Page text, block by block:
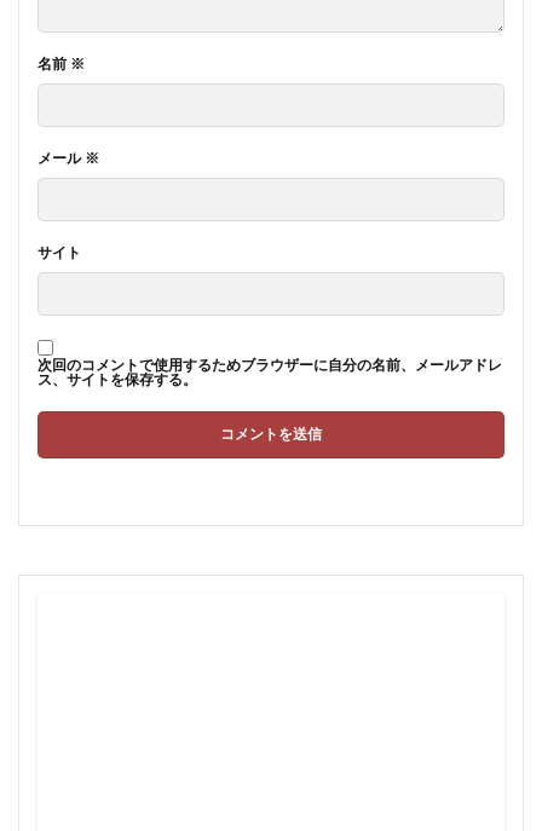
名前 ※
メール ※
サイト
次回のコメントで使用するためブラウザーに自分の名前、メールアドレ
ス、サイトを保存する。